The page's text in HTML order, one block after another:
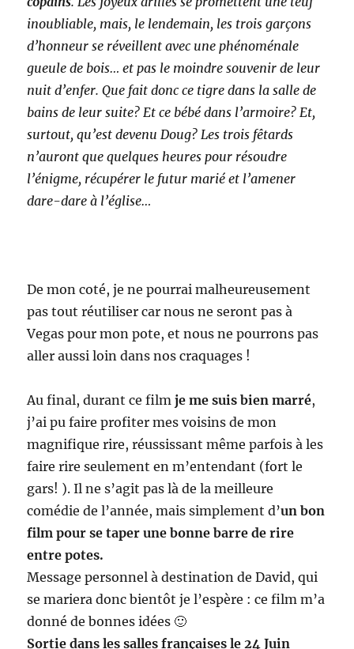
inoubliable, mais, le lendemain, les trois garçons
d’honneur se réveillent avec une phénoménale
gueule de bois… et pas le moindre souvenir de leur
nuit d’enfer. Que fait donc ce tigre dans la salle de
bains de leur suite? Et ce bébé dans l’armoire? Et,
surtout, qu’est devenu Doug? Les trois fêtards
n’auront que quelques heures pour résoudre
l’énigme, récupérer le futur marié et l’amener
dare-dare à l’église…
De mon coté, je ne pourrai malheureusement
pas tout réutiliser car nous ne seront pas à
Vegas pour mon pote, et nous ne pourrons pas
aller aussi loin dans nos craquages !
Au final, durant ce film je me suis bien marré,
j’ai pu faire profiter mes voisins de mon
magnifique rire, réussissant même parfois à les
faire rire seulement en m’entendant (fort le
gars! ). Il ne s’agit pas là de la meilleure
comédie de l’année, mais simplement d’un bon
film pour se taper une bonne barre de rire
entre potes.
Message personnel à destination de David, qui
se mariera donc bientôt je l’espère : ce film m’a
donné de bonnes idées 🙂
Sortie dans les salles françaises le 24 Juin